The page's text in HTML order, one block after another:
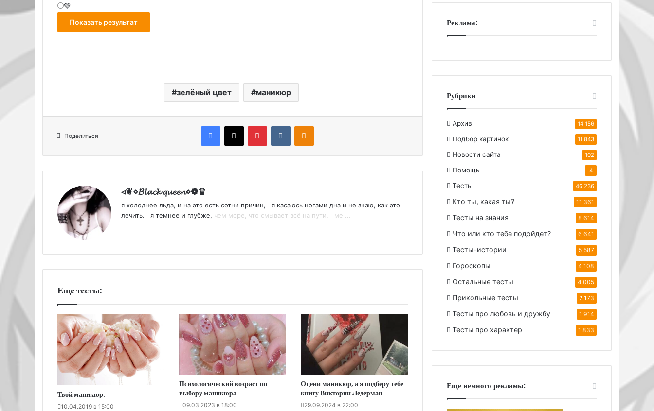
💚
зелёный цвет маникюр
Поделиться
Facebook X Pinterest VKontakte Odnoklassniki
◃❦︎⋄𝓑𝓵𝓪𝓬𝓴 𝓺𝓾𝓮𝓮𝓷⋄❁♛
я холоднее льда, и на это есть сотни причин, я касаюсь ногами дна и не знаю, как это
лечить. я темнее и глубже, чем море, что смывает всё на пути, ме ...
Еще тесты:
Твой маникюр.
10.04.2019 в 15:00
Психологический возраст по
выбору маникюра
09.03.2023 в 18:00
Оцени маникюр, а я подберу тебе
книгу Виктории Ледерман
29.09.2024 в 22:00
Реклама:
Рубрики
Архив 14 156
Подбор картинок 11 843
Новости сайта 102
Помощь 4
Тесты 46 236
Кто ты, какая ты? 11 361
Тесты на знания 8 614
Что или кто тебе подойдет? 6 641
Тесты-истории 5 587
Гороскопы 4 108
Остальные тесты 4 005
Прикольные тесты 2 173
Тесты про любовь и дружбу 1 914
Тесты про характер 1 833
Еще немного рекламы: